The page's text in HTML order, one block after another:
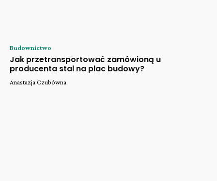
Budownictwo
Jak przetransportować zamówioną u
producenta stal na plac budowy?
Anastazja Czubówna